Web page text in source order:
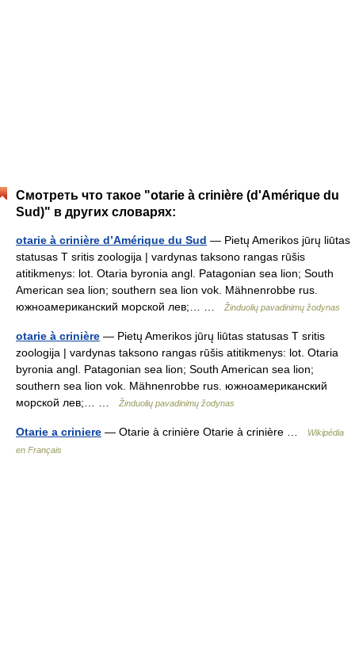
Смотреть что такое "otarie à crinière (d'Amérique du
Sud)" в других словарях:
otarie à crinière d’Amérique du Sud — Pietų Amerikos jūrų liūtas
statusas T sritis zoologija | vardynas taksono rangas rūšis
atitikmenys: lot. Otaria byronia angl. Patagonian sea lion; South
American sea lion; southern sea lion vok. Mähnenrobbe rus.
южноамериканский морской лев;… …
Žinduolių pavadinimų žodynas
otarie à crinière — Pietų Amerikos jūrų liūtas statusas T sritis
zoologija | vardynas taksono rangas rūšis atitikmenys: lot. Otaria
byronia angl. Patagonian sea lion; South American sea lion;
southern sea lion vok. Mähnenrobbe rus. южноамериканский
морской лев;… …
Žinduolių pavadinimų žodynas
Otarie a criniere — Otarie à crinière Otarie à crinière …
Wikipédia
en Français